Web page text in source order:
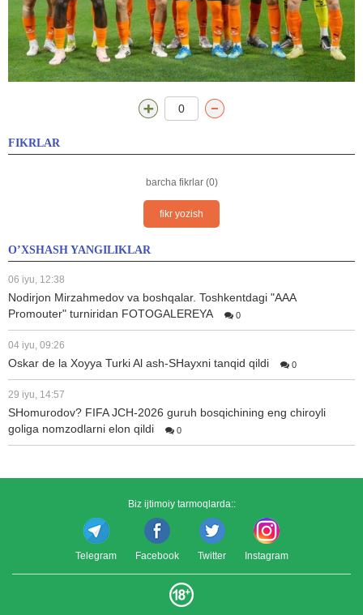
0
FIKRLAR
barcha fikrlar (0)
fikr yozish
O’XSHASH YANGILIKLAR
06 iyu, 12:38
Nodirjon Mirzahmedov va boshqalar. Toshkentdagi "AAA
Promouter" turniridan FOTOGALEREYA
0
04 iyu, 09:26
Oskar de la Xoyya Turki Al ash-SHayxni tanqid qildi 0
29 iyu, 14:57
SHomurodov? FIFA JCH-2026 guruh bosqichining eng chiroyli
goliga nomzodlarni elon qildi
0
Biz ijtimoiy tarmoqlarda::
Telegram Facebook Twitter Instagram